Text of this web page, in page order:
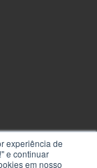
experiência de
e continuar
em nosso